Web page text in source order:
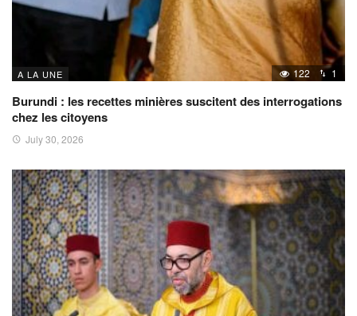
A LA UNE 122 1
Burundi : les recettes minières suscitent des interrogations
chez les citoyens
July 30, 2026